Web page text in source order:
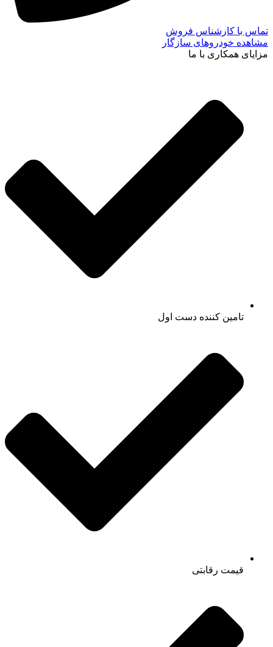
تماس با کارشناس فروش
مشاهده خودروهای سازگار
مزایای همکاری با ما
تامین کننده دست اول
قیمت رقابتی